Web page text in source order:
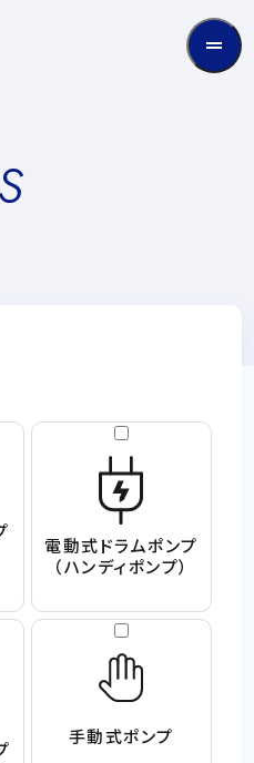
電動式ドラムポンプ
（ハンディポンプ）
手動式ポンプ